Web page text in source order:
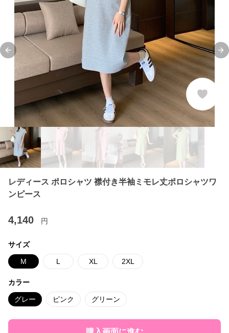
Previous slide
レディース ポロシャツ 襟付き半袖ミモレ丈ポロシャツワ
ンピース
4,140 円
サイズ
M L XL 2XL
カラー
グレー ピンク グリーン